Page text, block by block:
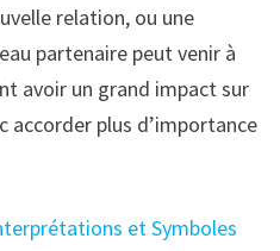
relation, ou une
partenaire peut venir à
avoir un grand impact sur
accorder plus d’importance
et Symboles